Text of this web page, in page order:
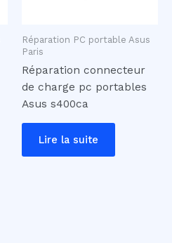
Réparation PC portable Asus
Paris
Réparation connecteur
de charge pc portables
Asus s400ca
Lire la suite